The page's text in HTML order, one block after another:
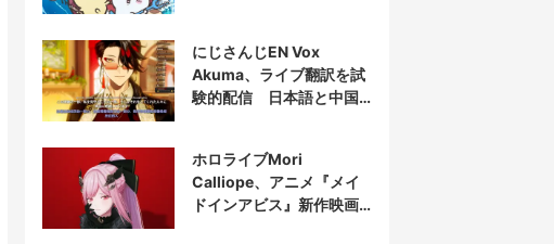
にじさんじEN Vox
Akuma、ライブ翻訳を試
験的配信 日本語と中国
ホロライブMori
Calliope、アニメ『メイ
ドインアビス』新作映画